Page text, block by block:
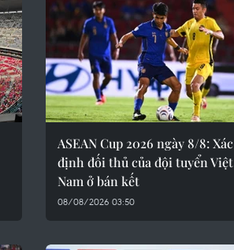
ASEAN Cup 2026 ngày 8/8: Xác
định đối thủ của đội tuyển Việt
Nam ở bán kết
08/08/2026 03:50